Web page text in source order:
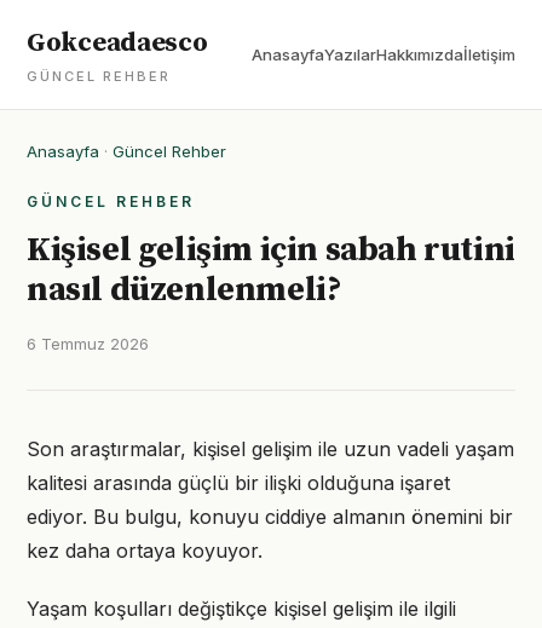
Gokceadaesco
GÜNCEL REHBER
AnasayfaYazılarHakkımızdaİletişim
Anasayfa · Güncel Rehber
GÜNCEL REHBER
Kişisel gelişim için sabah rutini
nasıl düzenlenmeli?
6 Temmuz 2026
Son araştırmalar, kişisel gelişim ile uzun vadeli yaşam
kalitesi arasında güçlü bir ilişki olduğuna işaret
ediyor. Bu bulgu, konuyu ciddiye almanın önemini bir
kez daha ortaya koyuyor.
Yaşam koşulları değiştikçe kişisel gelişim ile ilgili